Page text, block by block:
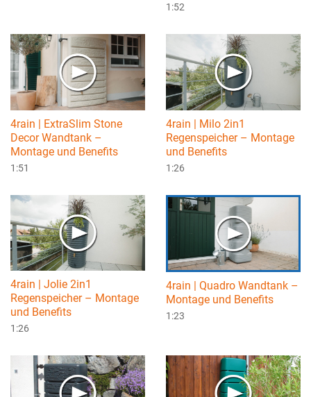
1:52
4rain | ExtraSlim Stone
Decor Wandtank –
Montage und Benefits
1:51
4rain | Milo 2in1
Regenspeicher – Montage
und Benefits
1:26
4rain | Jolie 2in1
Regenspeicher – Montage
und Benefits
1:26
4rain | Quadro Wandtank –
Montage und Benefits
1:23